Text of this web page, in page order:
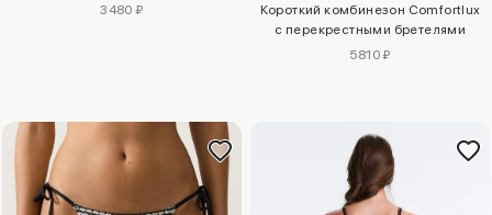
3480 ₽
Короткий комбинезон Comfortlux
с перекрестными бретелями
5810 ₽